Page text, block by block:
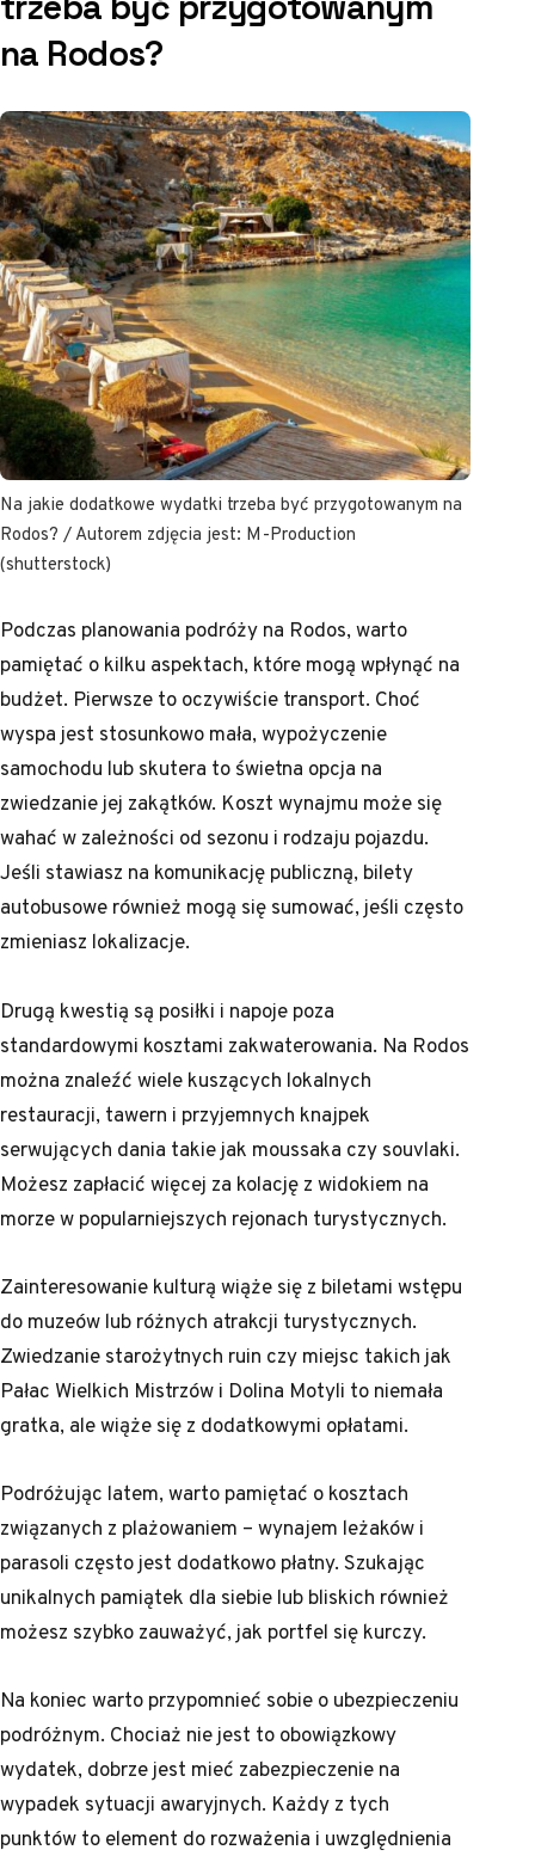
na Rodos?
Na jakie dodatkowe wydatki trzeba być przygotowanym na
Rodos? / Autorem zdjęcia jest: M-Production
(shutterstock)
Podczas planowania podróży na Rodos, warto
pamiętać o kilku aspektach, które mogą wpłynąć na
budżet. Pierwsze to oczywiście transport. Choć
wyspa jest stosunkowo mała, wypożyczenie
samochodu lub skutera to świetna opcja na
zwiedzanie jej zakątków. Koszt wynajmu może się
wahać w zależności od sezonu i rodzaju pojazdu.
Jeśli stawiasz na komunikację publiczną, bilety
autobusowe również mogą się sumować, jeśli często
zmieniasz lokalizacje.
Drugą kwestią są posiłki i napoje poza
standardowymi kosztami zakwaterowania. Na Rodos
można znaleźć wiele kuszących lokalnych
restauracji, tawern i przyjemnych knajpek
serwujących dania takie jak moussaka czy souvlaki.
Możesz zapłacić więcej za kolację z widokiem na
morze w popularniejszych rejonach turystycznych.
Zainteresowanie kulturą wiąże się z biletami wstępu
do muzeów lub różnych atrakcji turystycznych.
Zwiedzanie starożytnych ruin czy miejsc takich jak
Pałac Wielkich Mistrzów i Dolina Motyli to niemała
gratka, ale wiąże się z dodatkowymi opłatami.
Podróżując latem, warto pamiętać o kosztach
związanych z plażowaniem – wynajem leżaków i
parasoli często jest dodatkowo płatny. Szukając
unikalnych pamiątek dla siebie lub bliskich również
możesz szybko zauważyć, jak portfel się kurczy.
Na koniec warto przypomnieć sobie o ubezpieczeniu
podróżnym. Chociaż nie jest to obowiązkowy
wydatek, dobrze jest mieć zabezpieczenie na
wypadek sytuacji awaryjnych. Każdy z tych
punktów to element do rozważenia i uwzględnienia